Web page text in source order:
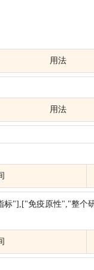
用法
用法
"],["免疫原性","整个